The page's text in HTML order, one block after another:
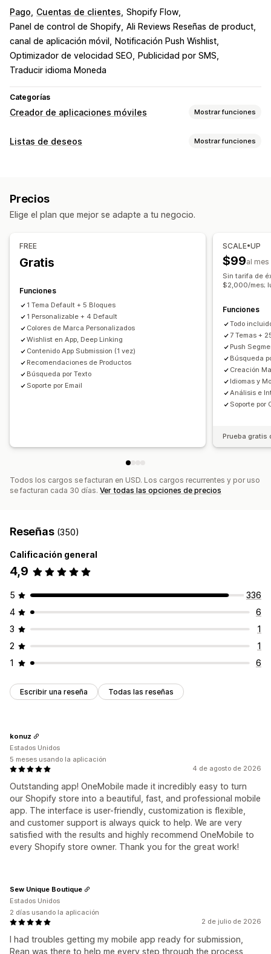
Pago Cuentas de clientes Shopify Flow
Panel de control de Shopify Ali Reviews Reseñas de product
canal de aplicación móvil
Notificación Push Wishlist
Optimizador de velocidad SEO
Publicidad por SMS
Traducir idioma Moneda
Categorías
Creador de aplicaciones móviles Mostrar funciones
Personalización
Múltiples monedas
Vista previa en tiempo real Sincronización en tiempo real
Notificaciones automáticas
Carrito abandonado
Con personalización
Promociones
En programa Segmentos Notificaciones personalizadas
Listas de deseos Mostrar funciones
Guardar para después
Agregar al carrito
Personalización
Promoción de marca personalizada
Diseños personalizados Íconos personalizados
Múltiples idiomas Plantillas de correo electrónico
Alertas de compra Alertas de precios
Alertas de existencias
Precios
Elige el plan que mejor se adapte a tu negocio.
FREE
Gratis
Funciones
1 Tema Default + 5 Bloques
1 Personalizable + 4 Default
Colores de Marca Personalizados
Wishlist en App, Deep Linking
Contenido App Submission (1 vez)
Recomendaciones de Productos
Búsqueda por Texto
Soporte por Email
SCALE•UP
$99al mes
Sin tarifa de
$2,000/mes;
Funciones
Todo
7 Temas +
Push
Búsqueda
Creación
Idiomas y
Análisis e
Soporte por
Prueba gratis
Todos los cargos se facturan en USD. Los cargos recurrentes y por uso
se facturan cada 30 días. Ver todas las opciones de precios
Reseñas (350)
Calificación general
4,9
5
336
4
6
3
1
2
1
1
6
Escribir una reseña Todas las reseñas
4 de agosto de 2026
Outstanding app! OneMobile made it incredibly easy to turn
our Shopify store into a beautiful, fast, and professional mobile
app. The interface is user-friendly, customization is flexible,
and customer support is always quick to help. We are very
satisfied with the results and highly recommend OneMobile to
every Shopify store owner. Thank you for the great work!
konuz
Estados Unidos
5 meses usando la aplicación
2 de julio de 2026
I had troubles getting my mobile app ready for submission,
Rean was there to help me every step through the process,
Sew Unique Boutique
Estados Unidos
2 días usando la aplicación